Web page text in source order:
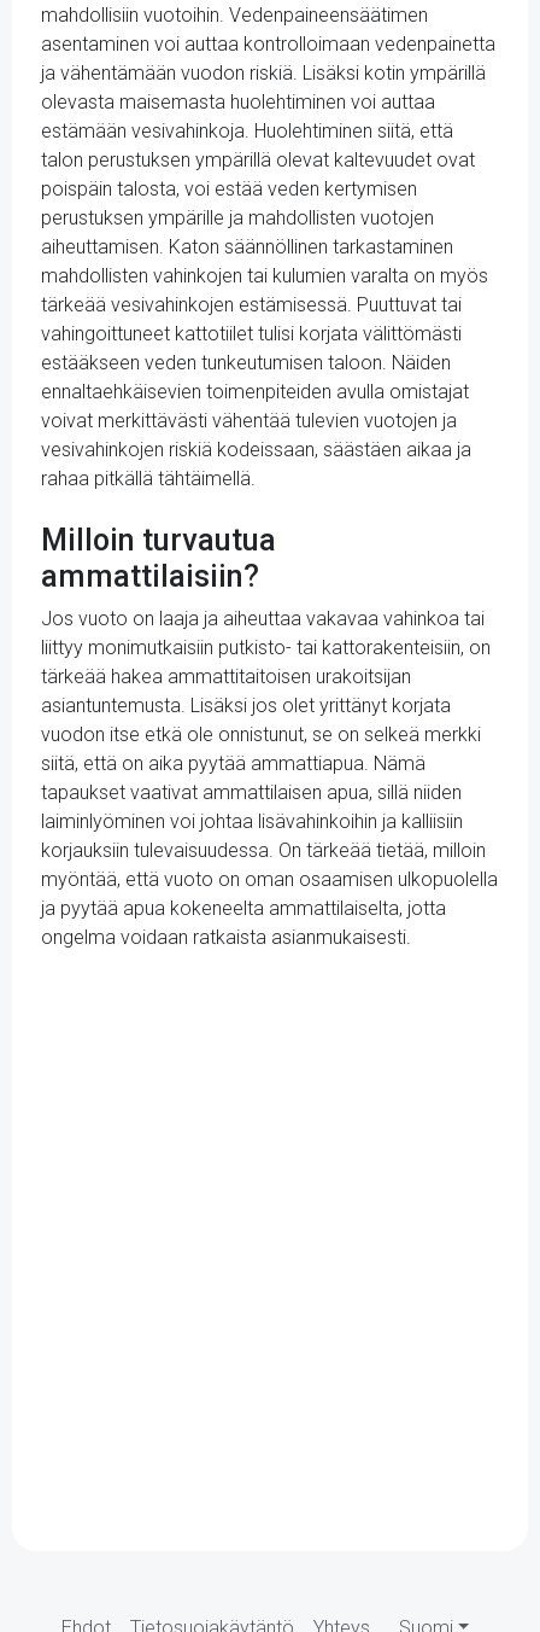
mahdollisiin vuotoihin. Vedenpaineensäätimen
asentaminen voi auttaa kontrolloimaan vedenpainetta
ja vähentämään vuodon riskiä. Lisäksi kotin ympärillä
olevasta maisemasta huolehtiminen voi auttaa
estämään vesivahinkoja. Huolehtiminen siitä, että
talon perustuksen ympärillä olevat kaltevuudet ovat
poispäin talosta, voi estää veden kertymisen
perustuksen ympärille ja mahdollisten vuotojen
aiheuttamisen. Katon säännöllinen tarkastaminen
mahdollisten vahinkojen tai kulumien varalta on myös
tärkeää vesivahinkojen estämisessä. Puuttuvat tai
vahingoittuneet kattotiilet tulisi korjata välittömästi
estääkseen veden tunkeutumisen taloon. Näiden
ennaltaehkäisevien toimenpiteiden avulla omistajat
voivat merkittävästi vähentää tulevien vuotojen ja
vesivahinkojen riskiä kodeissaan, säästäen aikaa ja
rahaa pitkällä tähtäimellä.
Milloin turvautua
ammattilaisiin?
Jos vuoto on laaja ja aiheuttaa vakavaa vahinkoa tai
liittyy monimutkaisiin putkisto- tai kattorakenteisiin, on
tärkeää hakea ammattitaitoisen urakoitsijan
asiantuntemusta. Lisäksi jos olet yrittänyt korjata
vuodon itse etkä ole onnistunut, se on selkeä merkki
siitä, että on aika pyytää ammattiapua. Nämä
tapaukset vaativat ammattilaisen apua, sillä niiden
laiminlyöminen voi johtaa lisävahinkoihin ja kalliisiin
korjauksiin tulevaisuudessa. On tärkeää tietää, milloin
myöntää, että vuoto on oman osaamisen ulkopuolella
ja pyytää apua kokeneelta ammattilaiselta, jotta
ongelma voidaan ratkaista asianmukaisesti.